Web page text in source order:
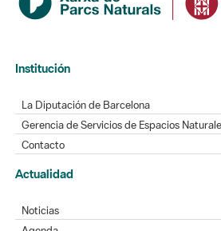
Institución
Gerencia de Servicios de Espacios Naturales
Actualidad
Noticias
Agenda